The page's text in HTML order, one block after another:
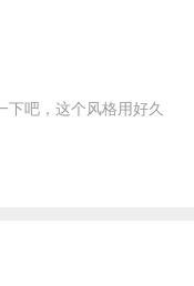
吧，这个风格用好久